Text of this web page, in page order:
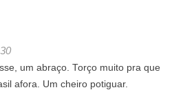
um abraço. Torço muito pra que
afora. Um cheiro potiguar.